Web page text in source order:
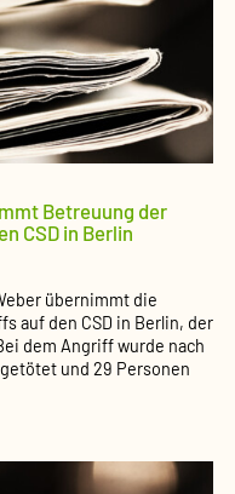
Betreuung der
CSD in Berlin
übernimmt die
auf den CSD in Berlin, der
dem Angriff wurde nach
und 29 Personen